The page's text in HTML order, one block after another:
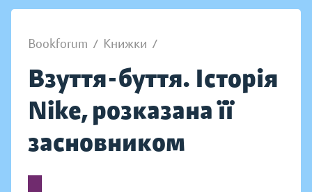
Bookforum / Книжки /
Взуття-буття. Історія
Nike, розказана її
засновником